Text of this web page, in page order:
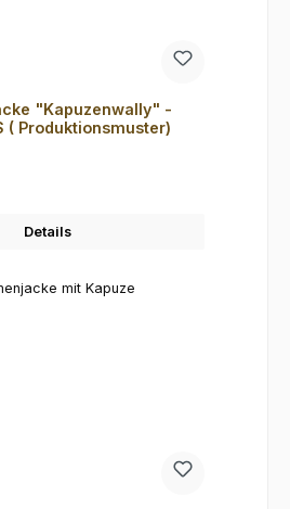
"Kapuzenwally" -
( Produktionsmuster)
Details